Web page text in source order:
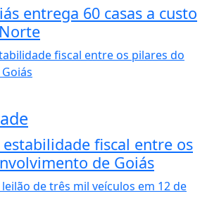
entrega 60 casas a custo
estabilidade fiscal entre os
de Goiás